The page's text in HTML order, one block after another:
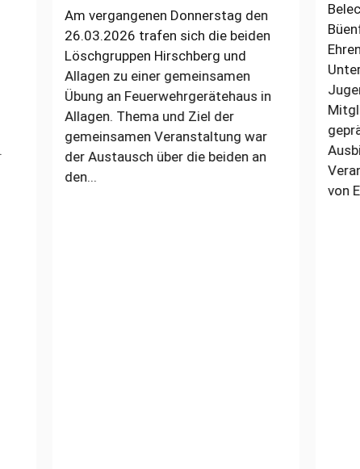
Am vergangenen Donnerstag den
26.03.2026 trafen sich die beiden
Löschgruppen Hirschberg und
Allagen zu einer gemeinsamen
Übung an Feuerwehrgerätehaus in
Allagen. Thema und Ziel der
gemeinsamen Veranstaltung war
der Austausch über die beiden an
Beleckes
Büenfeld die
Ehrenabteilung,
Mitgliedern.
geprägt von
von